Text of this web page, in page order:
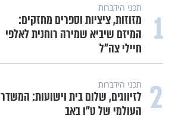
1 תכני הידברות
מזוזות, ציציות וספרים מחזקים:
המיזם שיביא שמירה רוחנית לאלפי
חיילי צה"ל
2 תכני הידברות
לזיווגים, שלום בית וישועות: המשדר
העולמי של ט"ו באב